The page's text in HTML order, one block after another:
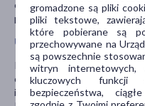
czasie 15 minut. Przez cały
powinna być wilgotna.
Uwagi i środki ostrożności
Produktów biobójczych
ostrożności. Przed każdym
informacje dotyczące
gromadzone są pliki
pliki tekstowe,
które pobierane są
przechowywane na
są powszechnie
witryn internetowych,
kluczowych funkcji
bezpieczeństwa,